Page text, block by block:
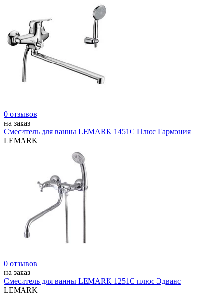
0 отзывов
на заказ
Смеситель для ванны LEMARK 1451C Плюс Гармония
LEMARK
0 отзывов
на заказ
Смеситель для ванны LEMARK 1251С плюс Эдванс
LEMARK